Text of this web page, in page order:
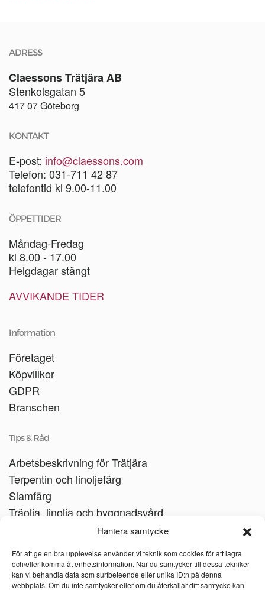
Hantera samtycke
För att ge en bra upplevelse använder vi teknik som cookies för att lagra
och/eller komma åt enhetsinformation. När du samtycker till dessa tekniker
kan vi behandla data som surfbeteende eller unika ID:n på denna
webbplats. Om du inte samtycker eller om du återkallar ditt samtycke kan
ADRESS
Claessons Trätjära AB
Stenkolsgatan 5
417 07 Göteborg
KONTAKT
E-post: info@claessons.com
Telefon: 031-711 42 87
telefontid kl 9.00-11.00
ÖPPETTIDER
Måndag-Fredag
kl 8.00 - 17.00
Helgdagar stängt
AVVIKANDE TIDER
Information
Företaget
Köpvillkor
GDPR
Branschen
Tips & Råd
Arbetsbeskrivning för Trätjära
Terpentin och linoljefärg
Slamfärg
Träolja, linolja och byggnadsvård